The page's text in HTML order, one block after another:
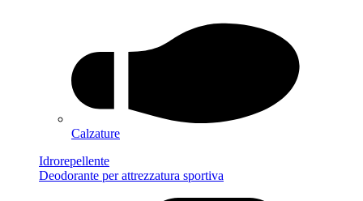
Calzature
Idrorepellente
Deodorante per attrezzatura sportiva